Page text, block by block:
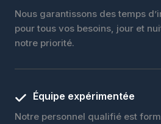
Nous garantissons des temps
pour tous vos besoins, jour et
notre priorité.
Équipe expérimentée
Notre personnel qualifié est